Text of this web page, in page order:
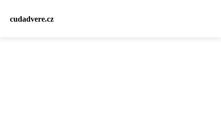
cudadvere.cz